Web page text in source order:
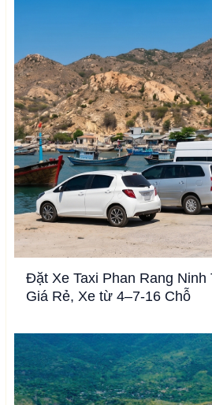
Đặt Xe Taxi Phan Rang Ninh
Giá Rẻ, Xe từ 4–7-16 Chỗ